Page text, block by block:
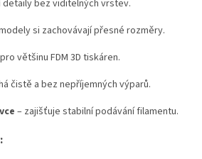
detaily bez viditelných vrstev.
si zachovávají přesné rozměry.
většinu FDM 3D tiskáren.
čistě a bez nepříjemných výparů.
– zajišťuje stabilní podávání filamentu.